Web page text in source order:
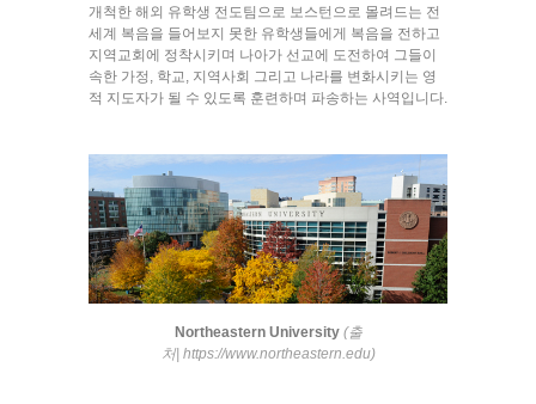
개척한 해외 유학생 전도팀으로 보스턴으로 몰려드는 전
세계 복음을 들어보지 못한 유학생들에게 복음을 전하고
지역교회에 정착시키며 나아가 선교에 도전하여 그들이
속한 가정, 학교, 지역사회 그리고 나라를 변화시키는 영
적 지도자가 될 수 있도록 훈련하며 파송하는 사역입니다.
Northeastern University (출
처| https://www.northeastern.edu)